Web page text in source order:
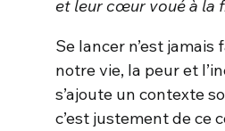
et leur cœur voué à la
Se lancer n’est
notre vie, la peur et
s’ajoute un contexte
c’est justement de ce